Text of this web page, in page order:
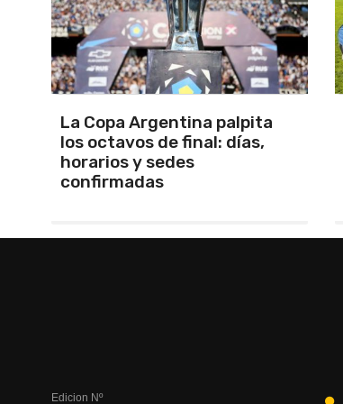
Los seleccionados Sub 15 y
Sub 13 de Tandil ganaron en
el debut
Edicion Nº